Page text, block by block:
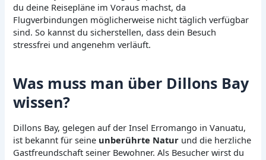
du deine Reisepläne im Voraus machst, da
Flugverbindungen möglicherweise nicht täglich verfügbar
sind. So kannst du sicherstellen, dass dein Besuch
stressfrei und angenehm verläuft.
Was muss man über Dillons Bay
wissen?
Dillons Bay, gelegen auf der Insel Erromango in Vanuatu,
ist bekannt für seine unberührte Natur und die herzliche
Gastfreundschaft seiner Bewohner. Als Besucher wirst du